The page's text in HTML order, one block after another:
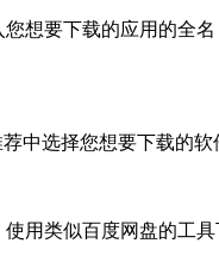
要下载的应用的全
中选择您想要下载的
用类似百度网盘的工